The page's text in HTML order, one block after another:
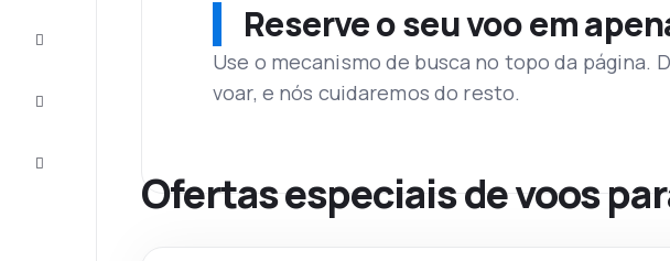
Reserve o seu voo em
Use o mecanismo de busca no topo da página.
voar, e nós cuidaremos do resto.
Ofertas especiais de voos